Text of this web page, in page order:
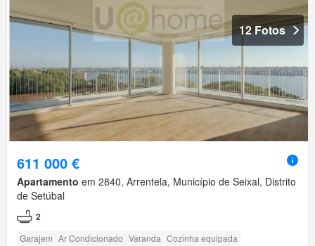
12 Fotos
611 000 €
Apartamento em 2840, Arrentela, Município de Seixal, Distrito
de Setúbal
2
Garajem Ar Condicionado Varanda Cozinha equipada